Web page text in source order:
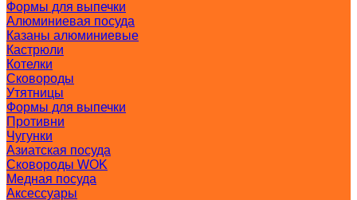
Формы для выпечки
Алюминиевая посуда
Казаны алюминиевые
Кастрюли
Котелки
Сковороды
Утятницы
Формы для выпечки
Противни
Чугунки
Азиатская посуда
Сковороды WOK
Медная посуда
Аксессуары